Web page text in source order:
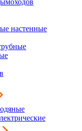
настенные